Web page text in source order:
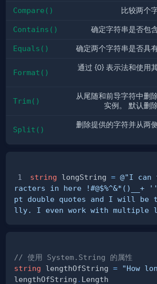
Compare() 比较两个
Contains() 确定字符串是否包
Equals() 确定两个字符串是否具
Format()
通过 {0} 表示法和使用
Trim()
从尾随和前导字符中删
实例。 默认删
Split()
删除提供的字符并从两
string longString = @"I can
racters in here
pt double quotes and I will be
lly. I even work with multiple
// 使用 System.String 的属性
string lengthOfString = "How
lengthOfString . Length